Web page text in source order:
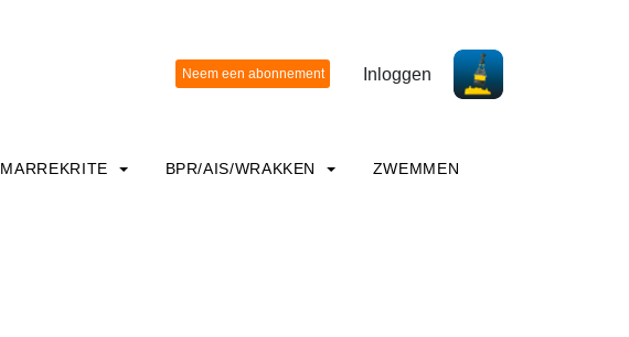
Inloggen
MARREKRITE BPR/AIS/WRAKKEN ZWEMMEN